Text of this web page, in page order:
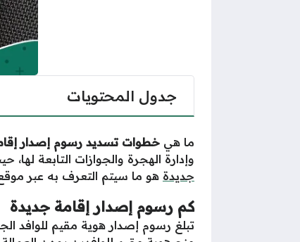
جدول المحتويات
ما هي خطوات تسديد رسوم إصدار إقامة
وإدارة الهجرة والجوازات التابعة
جديدة هو ما سيتم التعرف به عبر
كم رسوم إصدار إقامة جديدة
تبلغ رسوم إصدار هوية مقيم للوافد